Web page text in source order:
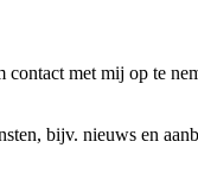
met mij op te
bijv. nieuws en